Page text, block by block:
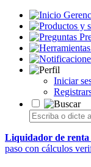
Iniciar
Liquidador de renta
paso con cálculos